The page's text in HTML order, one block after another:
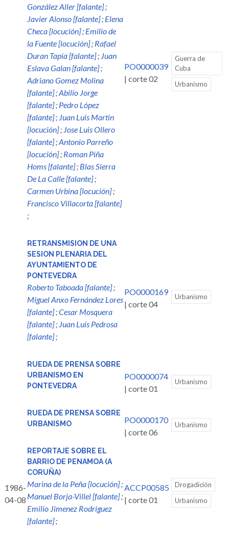
González Aller [falante];
Javier Alonso [falante]; Elena
Checa [locución]; Emilio de
la Fuente [locución]; Rafael
Duran Tapia [falante]; Juan
Eslava Galan [falante];
Adriano Gomez Molina
[falante];Abilio Jorge
[falante]; Pedro López
[falante]; Juan Luis Martin
[locución]; Jose Luis Ollero
[falante];Antonio Parreño
[locución]; Roman Piña
Homs [falante]; Blas Sierra
De La Calle [falante];
Carmen Urbina [locución];
Francisco Villacorta [falante]
;
PO0000039
| corte 02
Guerra de
Cuba
Urbanismo
RETRANSMISION DE UNA
SESION PLENARIA DEL
AYUNTAMIENTO DE
PONTEVEDRA
Roberto Taboada [falante];
Miguel Anxo Fernández Lores
[falante];Cesar Mosquera
[falante]; Juan Luis Pedrosa
[falante];
PO0000169
| corte 04
Urbanismo
RUEDA DE PRENSA SOBRE
URBANISMO EN
PONTEVEDRA
PO0000074
| corte 01
Urbanismo
RUEDA DE PRENSA SOBRE
URBANISMO
PO0000170
| corte 06
Urbanismo
1986-
04-08
REPORTAJE SOBRE EL
BARRIO DE PENAMOA (A
CORUÑA)
Marina de la Peña [locución];
Manuel Borja-Villel [falante];
Emilio Jimenez Rodriguez
[falante];
ACCP00585
| corte 01
Drogadición
Urbanismo